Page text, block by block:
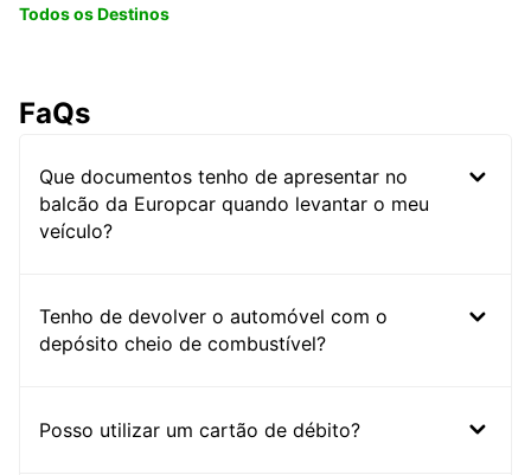
Todos os Destinos
FaQs
Que documentos tenho de apresentar no
balcão da Europcar quando levantar o meu
veículo?
Tenho de devolver o automóvel com o
depósito cheio de combustível?
Posso utilizar um cartão de débito?